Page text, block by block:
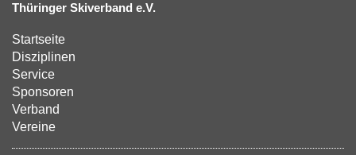
Thüringer Skiverband e.V.
Startseite
Disziplinen
Service
Sponsoren
Verband
Vereine